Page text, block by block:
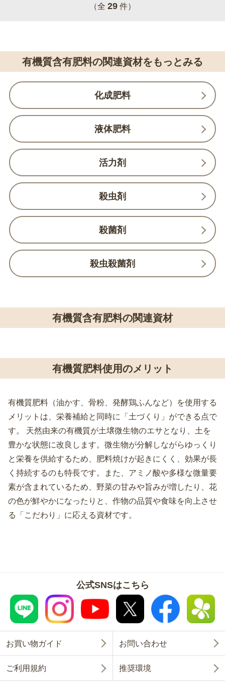
（全 29 件）
有機質含有肥料の関連資材をもっとみる
化成肥料
液体肥料
活力剤
殺虫剤
殺菌剤
殺虫殺菌剤
有機質含有肥料の関連資材
有機質肥料使用のメリット
有機質肥料（油かす、骨粉、発酵鶏ふんなど）を使用する
メリットは、栄養補給と同時に「土づくり」ができる点で
す。 天然由来の有機質が土壌微生物のエサとなり、土を
豊かな状態に改良します。微生物が分解しながらゆっくり
と栄養を供給するため、肥料焼けが起きにくく、効果が長
く持続するのも特長です。また、アミノ酸や多様な微量要
素が含まれているため、野菜の甘みや旨みが増したり、花
の色が鮮やかになったりと、作物の品質や食味を向上させ
る「こだわり」に応える資材です。
公式SNSはこちら
お買い物ガイド お問い合わせ
ご利用規約 推奨環境